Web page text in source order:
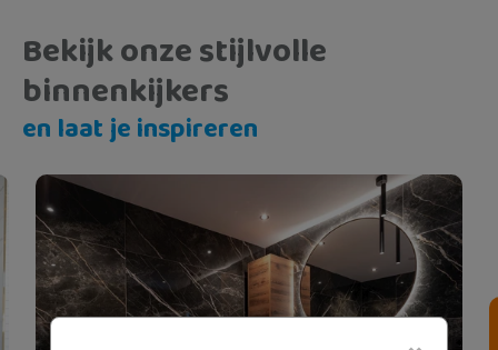
Bekijk onze stijlvolle
binnenkijkers
en laat je inspireren